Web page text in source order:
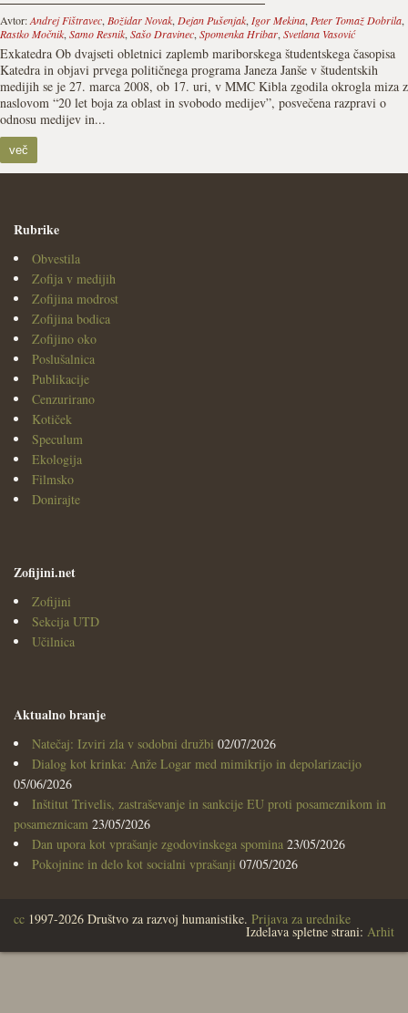
Avtor:Andrej Fištravec, Božidar Novak, Dejan Pušenjak, Igor Mekina, Peter Tomaž Dobrila,
Rastko Močnik, Samo Resnik, Sašo Dravinec, Spomenka Hribar, Svetlana Vasović
Exkatedra Ob dvajseti obletnici zaplemb mariborskega študentskega časopisa
Katedra in objavi prvega političnega programa Janeza Janše v študentskih
medijih se je 27. marca 2008, ob 17. uri, v MMC Kibla zgodila okrogla miza z
naslovom “20 let boja za oblast in svobodo medijev”, posvečena razpravi o
odnosu medijev in...
več
Rubrike
Obvestila
Zofija v medijih
Zofijina modrost
Zofijina bodica
Zofijino oko
Poslušalnica
Publikacije
Cenzurirano
Kotiček
Speculum
Ekologija
Filmsko
Donirajte
Zofijini.net
Zofijini
Sekcija UTD
Učilnica
Aktualno branje
Natečaj: Izviri zla v sodobni družbi 02/07/2026
Dialog kot krinka: Anže Logar med mimikrijo in depolarizacijo
05/06/2026
Inštitut Trivelis, zastraševanje in sankcije EU proti posameznikom in
posameznicam 23/05/2026
Dan upora kot vprašanje zgodovinskega spomina 23/05/2026
Pokojnine in delo kot socialni vprašanji 07/05/2026
cc 1997-2026 Društvo za razvoj humanistike. Prijava za urednike
Izdelava spletne strani: Arhit